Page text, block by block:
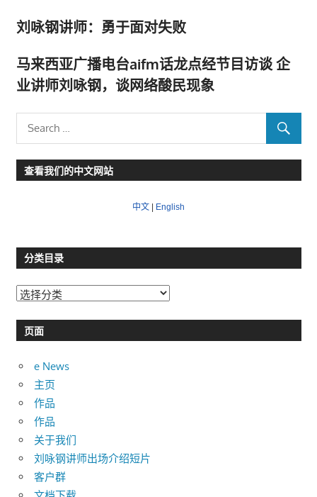
刘咏钢讲师：勇于面对失败
马来西亚广播电台aifm话龙点经节目访谈 企
业讲师刘咏钢，谈网络酸民现象
查看我们的中文网站
中文 | English
分类目录
分
目页面
e News
主页
作品
作品
关于我们
刘咏钢讲师出场介绍短片
客户群